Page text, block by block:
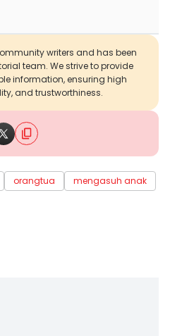
writers and has been
team. We strive to provide
information, ensuring high
and trustworthiness.
orangtua
mengasuh anak